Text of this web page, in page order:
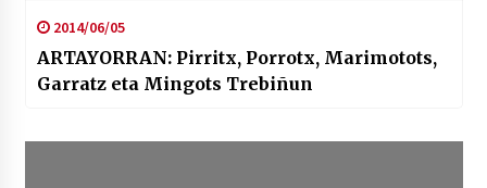
2014/06/05
ARTAYORRAN: Pirritx, Porrotx, Marimotots,
Garratz eta Mingots Trebiñun